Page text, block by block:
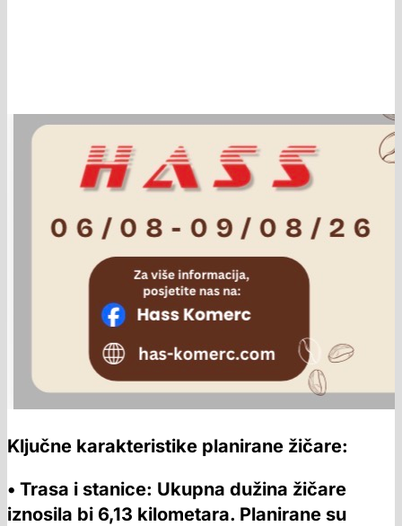
Ključne karakteristike planirane žičare:
• Trasa i stanice: Ukupna dužina žičare
iznosila bi 6,13 kilometara. Planirane su